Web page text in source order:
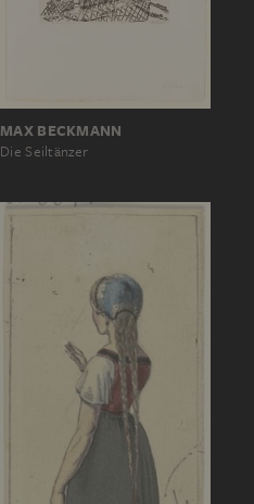
MAX BECKMANN
Die Seiltänzer